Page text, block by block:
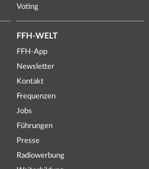
Voting
FFH-WELT
FFH-App
Newsletter
Kontakt
Frequenzen
Jobs
Führungen
Presse
Radiowerbung